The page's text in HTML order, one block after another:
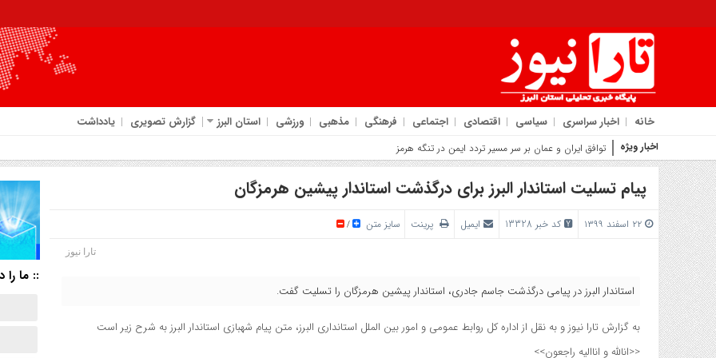
خانه اخبار سراسری سیاسی اقتصادی اجتماعی فرهنگی مذهبی ورزشی استان البرز گزارش تصویری یادداشت
اخبار ویژه روایت شهردار کما
پیام تسلیت استاندار البرز برای درگذشت استاندار پیشین هرمزگان
کد خبر 13328 ایمیل پرینت سایز متن /
تارا نیوز
استاندار البرز در پیامی درگذشت جاسم جادری، استاندار پیشین هرمزگان را تسلیت گفت.
به گزارش تارا نیوز و به نقل از اداره کل روابط عمومی و امور بین الملل استانداری البرز، متن پیام شهبازی استاندار البرز به شرح زیر است
<<انالله و اناالیه راجعون>>
:: ما را